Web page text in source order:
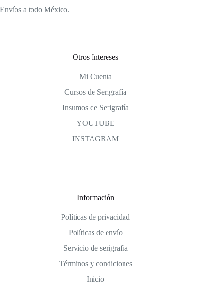
Envíos a todo México.
Otros Intereses
Mi Cuenta
Cursos de Serigrafía
Insumos de Serigrafía
YOUTUBE
INSTAGRAM
Información
Políticas de privacidad
Políticas de envío
Servicio de serigrafía
Términos y condiciones
Inicio